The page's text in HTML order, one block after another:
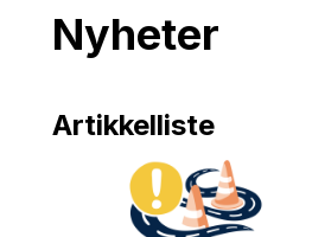
Nyheter
Artikkelliste